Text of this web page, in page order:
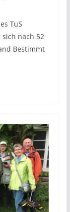
TuS
nach 52
Bestimmt